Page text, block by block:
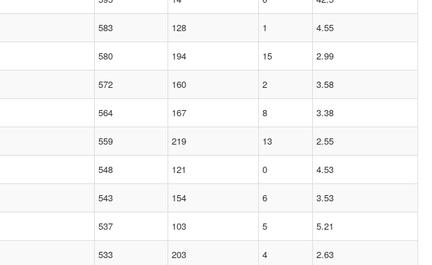
583 128 1 4.55
580 194 15 2.99
572 160 2 3.58
564 167 8 3.38
559 219 13 2.55
548 121 0 4.53
543 154 6 3.53
537 103 5 5.21
533 203 4 2.63